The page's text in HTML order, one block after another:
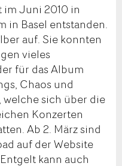
im Juni 2010 in
in Basel entstanden.
auf. Sie konnten
vieles
für das Album
Chaos und
sich über die
Konzerten
Ab 2. März sind
auf der Website
kann auch